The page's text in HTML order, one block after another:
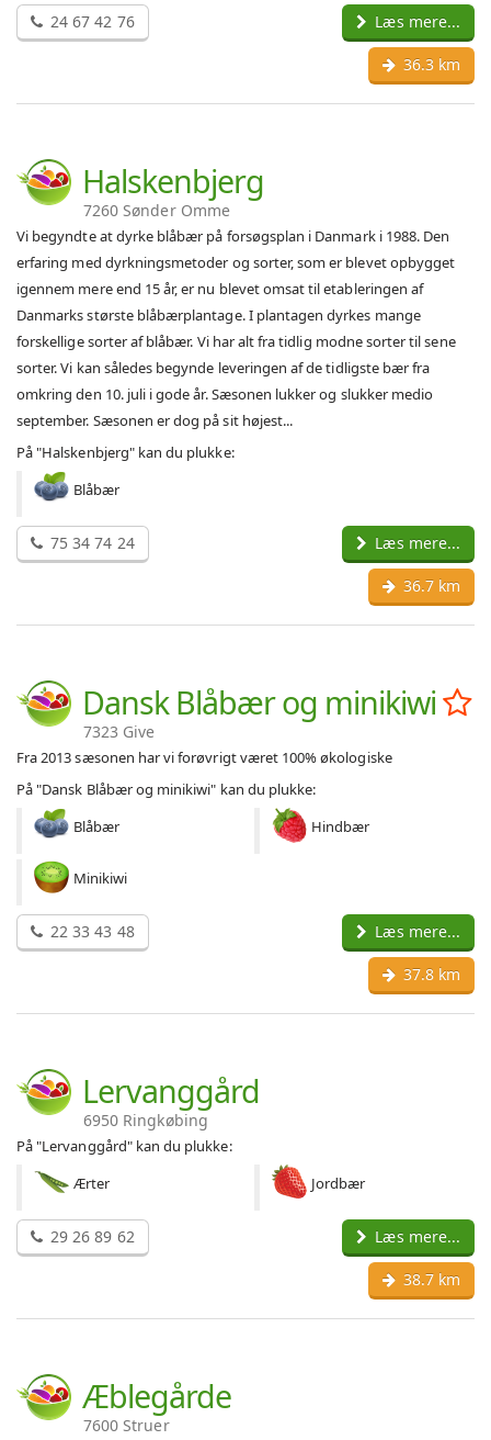
24 67 42 76 Læs mere...
36.3 km
Halskenbjerg
7260 Sønder Omme
Vi begyndte at dyrke blåbær på forsøgsplan i Danmark i 1988. Den
erfaring med dyrkningsmetoder og sorter, som er blevet opbygget
igennem mere end 15 år, er nu blevet omsat til etableringen af
Danmarks største blåbærplantage. I plantagen dyrkes mange
forskellige sorter af blåbær. Vi har alt fra tidlig modne sorter til sene
sorter. Vi kan således begynde leveringen af de tidligste bær fra
omkring den 10. juli i gode år. Sæsonen lukker og slukker medio
september. Sæsonen er dog på sit højest...
På "Halskenbjerg" kan du plukke:
Blåbær
75 34 74 24 Læs mere...
36.7 km
Dansk Blåbær og minikiwi
7323 Give
Fra 2013 sæsonen har vi forøvrigt været 100% økologiske
På "Dansk Blåbær og minikiwi" kan du plukke:
Blåbær
Hindbær
Minikiwi
22 33 43 48 Læs mere...
37.8 km
Lervanggård
6950 Ringkøbing
På "Lervanggård" kan du plukke:
Ærter
Jordbær
29 26 89 62 Læs mere...
38.7 km
Æblegårde
7600 Struer